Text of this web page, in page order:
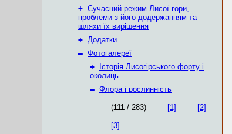
+ Сучасний режим Лисої гори,
проблеми з його додержанням та
шляхи їх вирішення
+ Додатки
– Фотогалереї
+
Історія Лисогірського форту і
околиць
– Флора і рослинність
(111 / 283) [1] [2]
[3]